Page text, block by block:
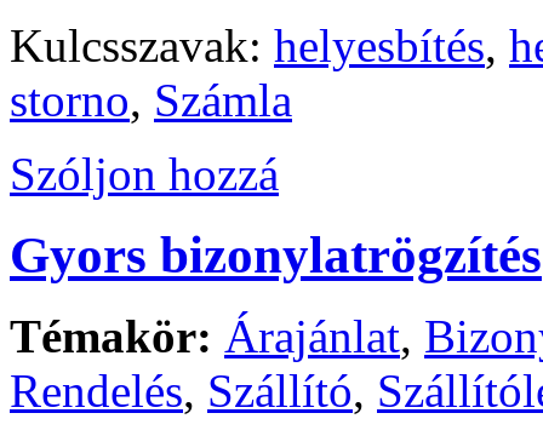
Kulcsszavak: helyesbítés,
storno, Számla
Szóljon hozzá
Gyors bizonylatrögzítés
Témakör: Árajánlat,
Rendelés, Szállító,